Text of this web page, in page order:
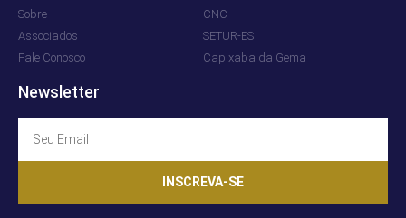
Sobre
Associados
Fale Conosco
CNC
SETUR-ES
Capixaba da Gema
Newsletter
INSCREVA-SE